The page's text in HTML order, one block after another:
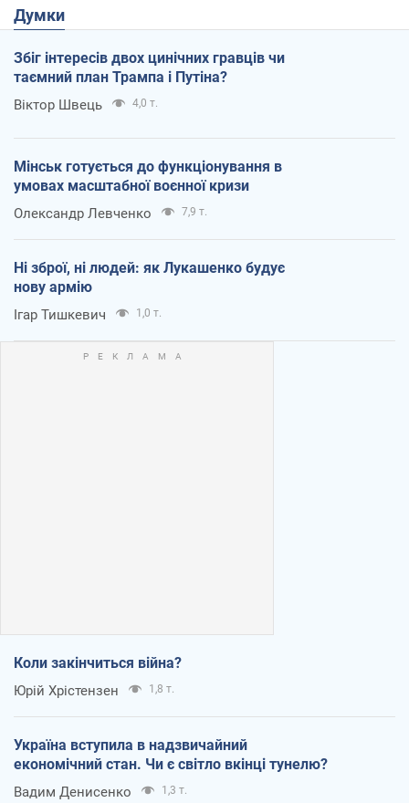
Думки
Збіг інтересів двох цинічних гравців чи
таємний план Трампа і Путіна?
Віктор Швець 4,0 т.
Мінськ готується до функціонування в
умовах масштабної воєнної кризи
Олександр Левченко 7,9 т.
Ні зброї, ні людей: як Лукашенко будує
нову армію
Ігар Тишкевич 1,0 т.
Коли закінчиться війна?
Юрій Хрістензен 1,8 т.
Україна вступила в надзвичайний
економічний стан. Чи є світло вкінці тунелю?
Вадим Денисенко 1,3 т.